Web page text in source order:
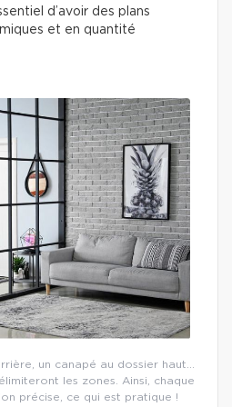
d’avoir des plans
et en quantité
un canapé au dossier haut…
les zones. Ainsi, chaque
précise, ce qui est pratique !